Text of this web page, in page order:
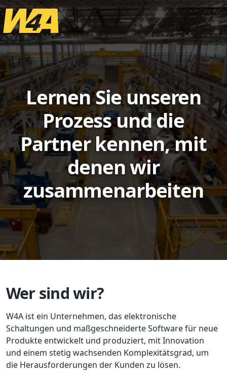
Lernen Sie unseren
Prozess und die
Partner kennen, mit
denen wir
zusammenarbeiten
Wer sind wir?
W4A ist ein Unternehmen, das elektronische
Schaltungen und maßgeschneiderte Software für neue
Produkte entwickelt und produziert, mit Innovation
und einem stetig wachsenden Komplexitätsgrad, um
die Herausforderungen der Kunden zu lösen.